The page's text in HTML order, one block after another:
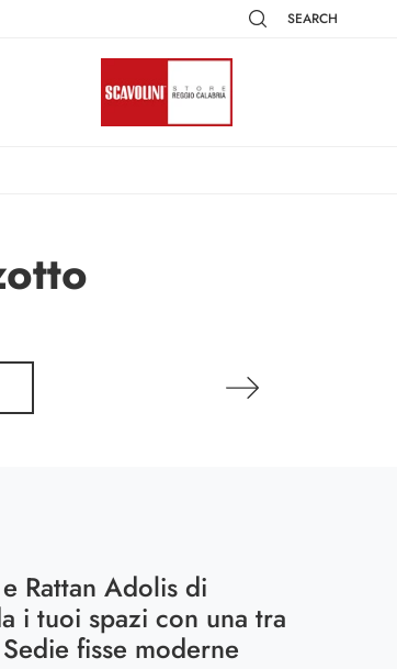
SEARCH
Rattan Adolis di
i tuoi spazi con una tra
fisse moderne